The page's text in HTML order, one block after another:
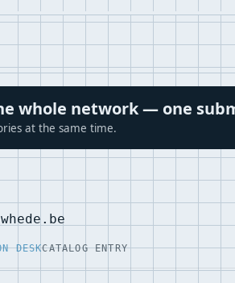
whole network — one
at the same time.
DESKCATALOG ENTRY